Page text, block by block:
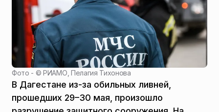
Фото - ©РИАМО, Пелагия Тихонова
В Дагестане из-за обильных ливней,
прошедших 29–30 мая, произошло